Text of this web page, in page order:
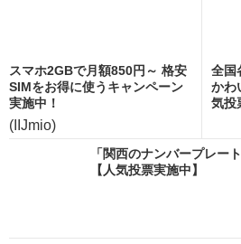
スマホ2GBで月額850円～ 格安
SIMをお得に使うキャンペーン
実施中！
(IIJmio)
全国
かわ
気投
「関西のナンバープレー
【人気投票実施中】